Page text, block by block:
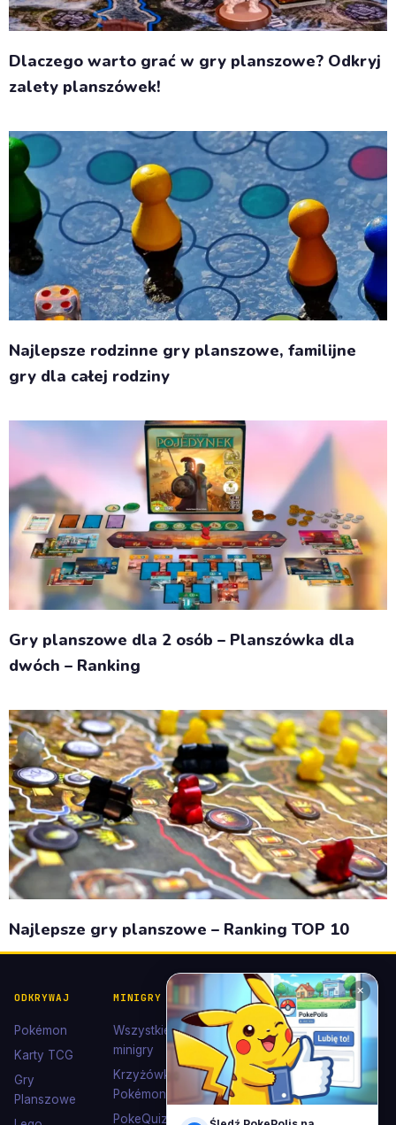
Dlaczego warto grać w gry planszowe? Odkryj
zalety planszówek!
Najlepsze rodzinne gry planszowe, familijne
gry dla całej rodziny
Gry planszowe dla 2 osób – Planszówka dla
dwóch – Ranking
Najlepsze gry planszowe – Ranking TOP 10
ODKRYWAJ
Pokémon
Karty TCG
Gry
Planszowe
MINIGRY
Wszystkie
minigry
Krzyżówki
Pokémon
PokeQuiz
POKÉDEX I
KOLEKCJE
Pokédex
Ewolucje
Eevee
Kolekcje
POMOC I
KONTAKT
Kontakt
Wsparcie
Polub nas
✕